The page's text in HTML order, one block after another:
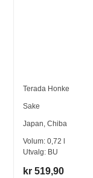
Terada Honke
Sake
Japan,Chiba
Volum:0,72
Utvalg: BU
kr 519,90